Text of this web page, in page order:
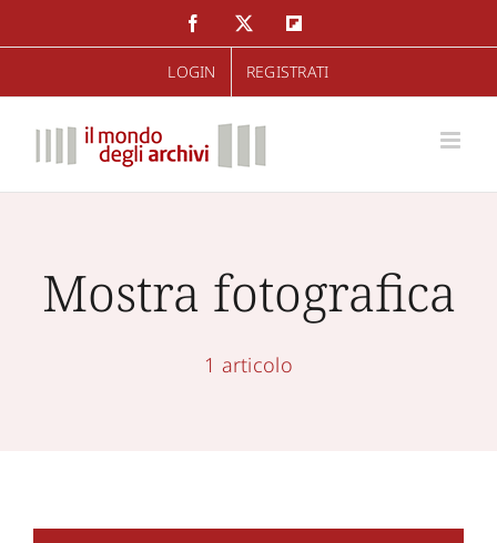
al
FacebookTwitter
LOGIN REGISTRATI
Mostra fotografica
1 articolo